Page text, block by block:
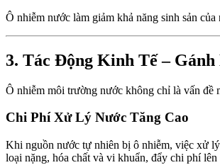
Ô nhiễm nước làm giảm khả năng sinh sản
3. Tác Động Kinh Tế –
Ô nhiễm môi trường nước không chỉ là vấn đề
Chi Phí Xử Lý Nước Tăng Cao
Khi nguồn nước tự nhiên bị ô nhiễm, việc xử
loại nặng, hóa chất và vi khuẩn, đẩy chi phí lên